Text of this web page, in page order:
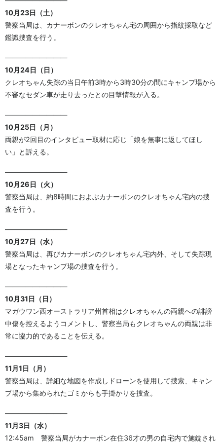
10月23日（土）
警察当局は、カナーボンのクレオちゃん宅の周囲から指紋採取など
鑑識捜査を行う。
—————————
10月24日（日）
クレオちゃん失踪の当日午前3時から3時30分の間にキャンプ場から
不審なセダン車が走り去ったとの目撃情報が入る。
—————————
10月25日（月）
両親が2回目のインタビュー取材に応じ「娘を無事に返してほし
い」と訴える。
—————————
10月26日（火）
警察当局は、約8時間におよぶカナーボンのクレオちゃん宅内の捜
査を行う。
—————————
10月27日（水）
警察当局は、再びカナーボンのクレオちゃん宅内外、そして失踪現
場となったキャンプ場の捜査を行う。
—————————
10月31日（日）
マガウワン西オーストラリア州首相はクレオちゃんの両親への誹謗
中傷を控えるようコメントし、警察当局もクレオちゃんの両親は非
常に協力的であることを伝える。
—————————
11月1日（月）
警察当局は、詳細な地図を作成しドローンを使用して捜索、キャン
プ場から集められたゴミからも手掛かりを捜査。
—————————
11月3日（水）
12:45am 警察当局がカナーボン在住36才の男の自宅内で施錠され